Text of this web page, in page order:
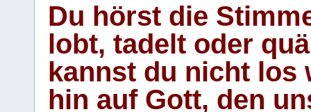
Du hörst die
lobt, tadelt oder
kannst du nicht los
hin auf Gott, den